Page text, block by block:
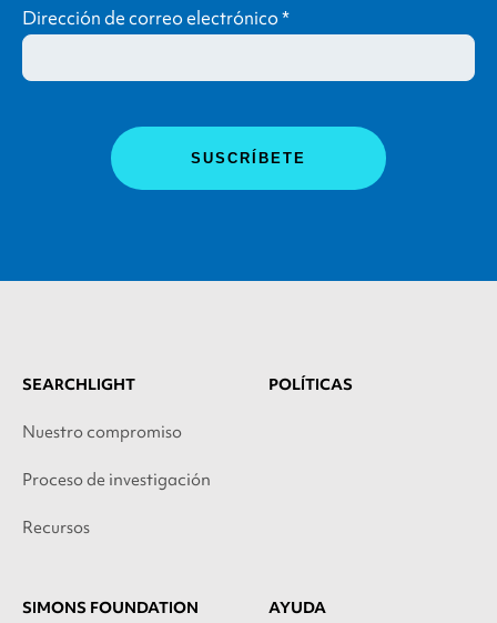
Dirección de correo electrónico*
SEARCHLIGHT
Nuestro compromiso
Proceso de investigación
Recursos
POLÍTICAS
SIMONS FOUNDATION AYUDA